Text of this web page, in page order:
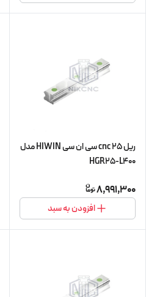
ریل 25 cnc سی ان سی HIWIN مدل
HGR25-L400
8,991,300
افزودن به سبد